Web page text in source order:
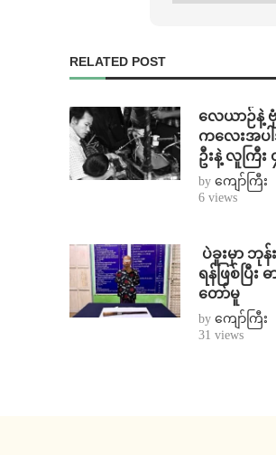
RELATED POST
လေယာဉ်နဲ့
ကလေးအပ
ဦးနဲ့ လူကြီး
by ကျော်ကြီး
6 views
ပဲခူးမှာ ဘုန်
ရန်ဖြစ်ပြီး
တော်မူ
by ကျော်ကြီး
31 views